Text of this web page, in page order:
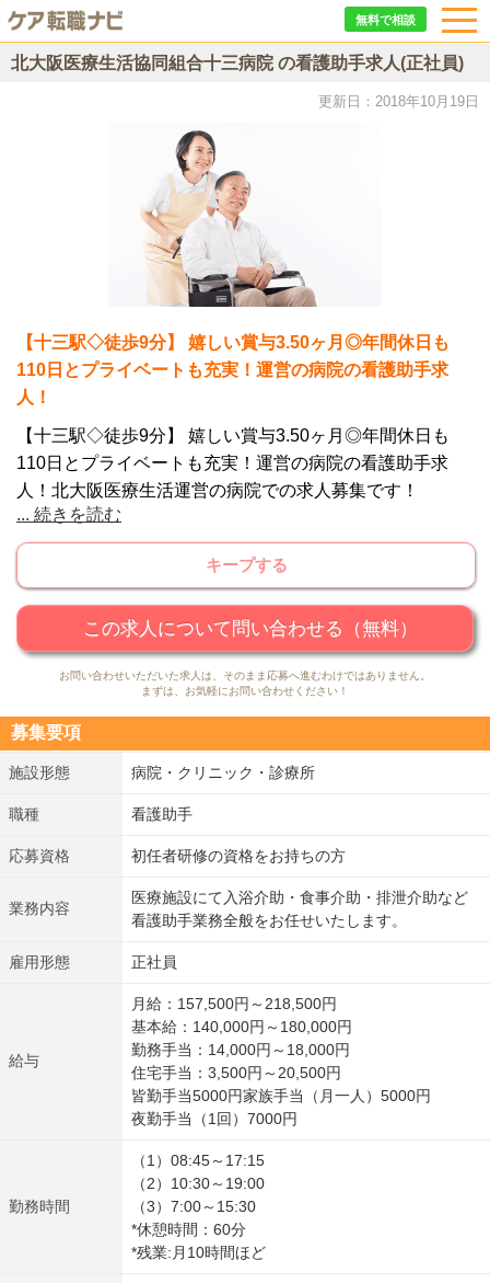
無料で相談
北大阪医療生活協同組合十三病院 の看護助手求人(正社員)
更新日：2018年10月19日
【十三駅◇徒歩9分】 嬉しい賞与3.50ヶ月◎年間休日も
110日とプライベートも充実！運営の病院の看護助手求
人！
【十三駅◇徒歩9分】 嬉しい賞与3.50ヶ月◎年間休日も
110日とプライベートも充実！運営の病院の看護助手求
人！北大阪医療生活運営の病院での求人募集です！
こちらの施設では、
◎駅から徒歩9分と通勤するにも便利♪
◎賞与3.50ヶ月と高給与な案件！
となっておりますのでおススメの案件です♪
病院の看護助手（看護補助）として勤務経験をお持ちの方
はもちろん、介護施設で介護職員・介護スタッフとして勤
... 続きを読む
キープする
この求人について問い合わせる（無料）
お問い合わせいただいた求人は、そのまま応募へ進むわけではありません。
まずは、お気軽にお問い合わせください！
募集要項
施設形態 病院・クリニック・診療所
職種 看護助手
応募資格 初任者研修の資格をお持ちの方
業務内容
医療施設にて入浴介助・食事介助・排泄介助など
看護助手業務全般をお任せいたします。
雇用形態 正社員
給与
月給：157,500円～218,500円
基本給：140,000円～180,000円
勤務手当：14,000円～18,000円
住宅手当：3,500円～20,500円
皆勤手当5000円家族手当（月一人）5000円
夜勤手当（1回）7000円
勤務時間
（1）08:45～17:15
（2）10:30～19:00
（3）7:00～15:30
*休憩時間：60分
*残業:月10時間ほど